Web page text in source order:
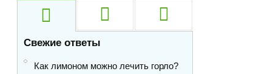
Свежие ответы
Как лимоном можно лечить горло?